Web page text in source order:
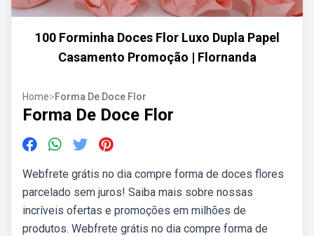
100 Forminha Doces Flor Luxo Dupla Papel
Casamento Promoção | Flornanda
Home>Forma De Doce Flor
Forma De Doce Flor
Webfrete grátis no dia compre forma de doces flores
parcelado sem juros! Saiba mais sobre nossas
incríveis ofertas e promoções em milhões de
produtos. Webfrete grátis no dia compre forma de